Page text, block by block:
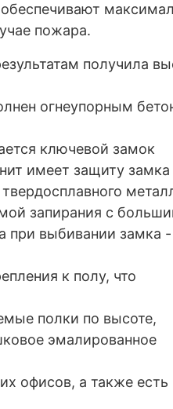
пожара.
получила
огнеупорным
ключевой замок
имеет защиту замка
запирания с
при выбивании замка -
к полу, что
полки по высоте,
эмалированное
офисов, а также есть